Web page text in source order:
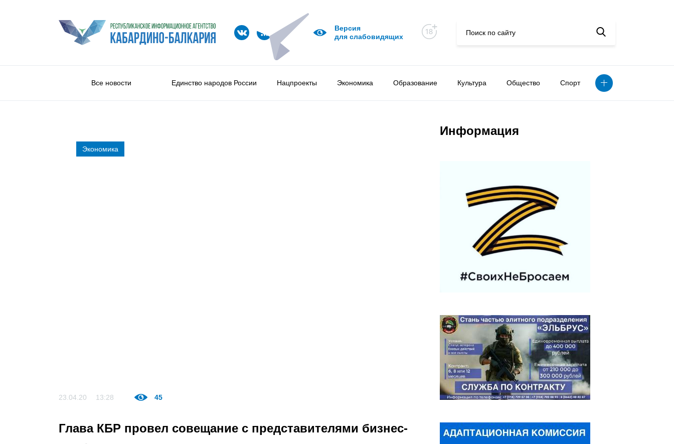
Версия
для слабовидящих
Все новости Единство народов России Нацпроекты Экономика Образование Культура Общество Спорт
Экономика
23.04.20 13:28 45
Глава КБР провел совещание с представителями бизнес-
Информация